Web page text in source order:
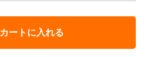
カートに入れる